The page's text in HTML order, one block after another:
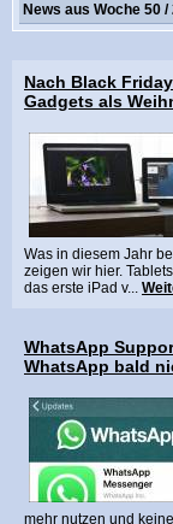
News aus Woche 50 /
Nach Black
Gadgets als
Was in diesem Jahr
zeigen wir hier.
das erste iPad v...
WhatsApp
WhatsApp bald
mehr nutzen und